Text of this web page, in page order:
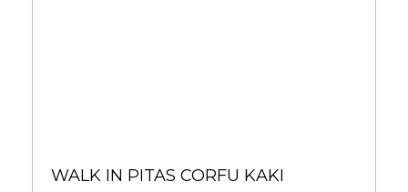
WALK IN PITAS CORFU KAKI